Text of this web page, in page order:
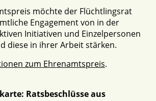
möchte der Flüchtlingsrat
Engagement von in der
Initiativen und Einzelpersonen
diese in ihrer Arbeit stärken.
zum Ehrenamtspreis.
Ratsbeschlüsse aus